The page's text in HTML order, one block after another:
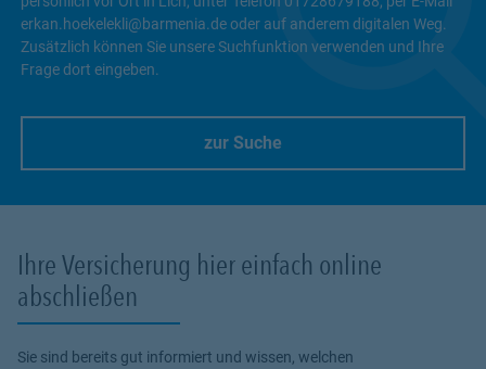
erkan.hoekelekli@barmenia.de oder auf anderem digitalen Weg.
Zusätzlich können Sie unsere Suchfunktion verwenden und Ihre
Frage dort eingeben.
zur Suche
Ihre Versicherung hier einfach online
abschließen
Sie sind bereits gut informiert und wissen, welchen